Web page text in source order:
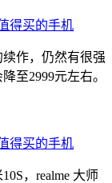
作，仍然有很强
至2999元左右。
，realme 大师